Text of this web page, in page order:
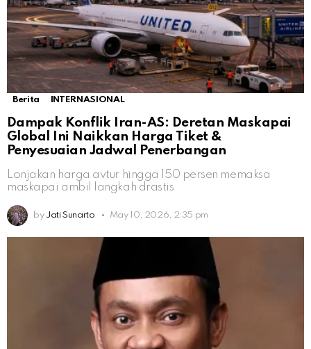
Berita INTERNASIONAL
Dampak Konflik Iran-AS: Deretan Maskapai
Global Ini Naikkan Harga Tiket &
Penyesuaian Jadwal Penerbangan
Lonjakan harga avtur hingga 150 persen memaksa
maskapai ambil langkah drastis
by Jati Sunarto May 10, 2026, 2:35 pm